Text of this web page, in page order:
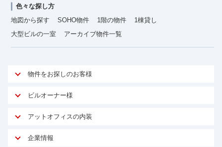
色々な探し方
地図から探す
SOHO物件 1階の物件
1棟貸し
大型ビルの一室
アーカイブ物件一覧
物件をお探しのお客様
アットオフィスが選ばれる理由
ご契約者様インタビュー
オフィスお役立ちコラム
ビルオーナー様
オーナー様向けサービス
マイソク作成
アットオフィスの内装
サービス内容
企業情報